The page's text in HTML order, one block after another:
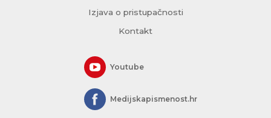
Izjava o pristupačnosti
Kontakt
Youtube
Medijskapismenost.hr